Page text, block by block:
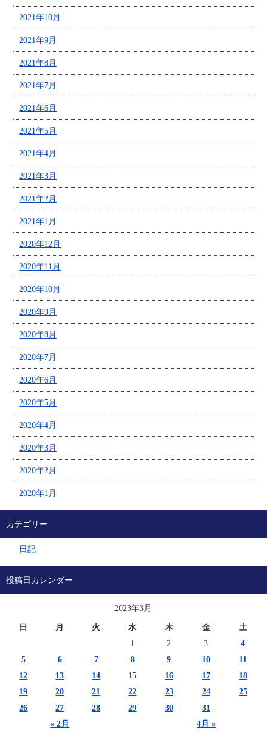
2021年10月
2021年9月
2021年8月
2021年7月
2021年6月
2021年5月
2021年4月
2021年3月
2021年2月
2021年1月
2020年12月
2020年11月
2020年10月
2020年9月
2020年8月
2020年7月
2020年6月
2020年5月
2020年4月
2020年3月
2020年2月
2020年1月
カテゴリー
日記
投稿日カレンダー
2023年3月
日 月 火 水 木 金 土
« 2月 4月 »
1 2 3
4
5
6 7 8 9 10
11
12
13 14 15 16 17
18
19
20 21 22 23 24
25
26
27 28 29 30 31